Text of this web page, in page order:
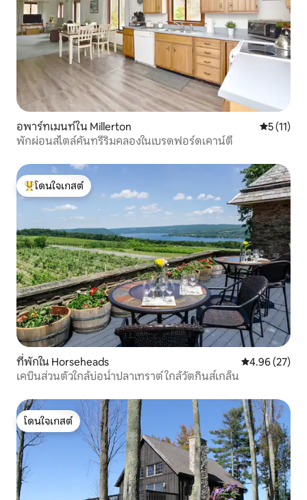
อพาร์ทเมนท์ใน Millerton คะแนนเฉ
5 (11)
พักผ่อนสไตล์คันทรีริมคลองในเบรดฟอร์ดเคาน์ตี
โดนใจเกสต์ที่สุด
โดนใจเกสต์
ที่พักใน Horseheads คะแนนเฉลี่ย
4.96 (27)
เคบินส่วนตัวใกล้บ่อน้ำปลาเทราต์ ใกล้วัตกินส์เกล็น
โดนใจเกสต์
โดนใจเกสต์